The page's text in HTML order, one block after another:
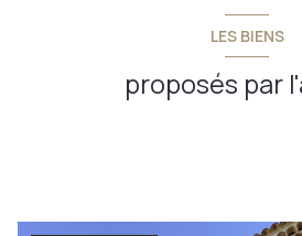
LES BIENS
proposés par